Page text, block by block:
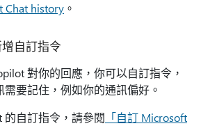
Chat history 。
自訂指令
對你的回應，你可以自訂指令，
要記住，例如你的通訊偏好。
的自訂指令，請參閱 「自訂 Microsoft